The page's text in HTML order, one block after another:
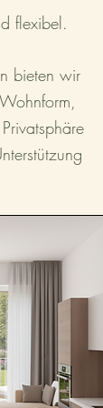
flexibel.
bieten wir